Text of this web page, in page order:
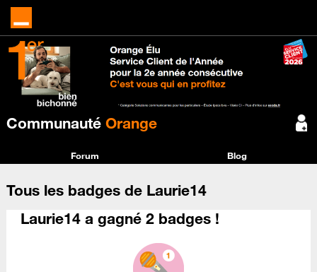
Communauté Orange
Forum Blog
Tous les badges de Laurie14
Laurie14 a gagné 2 badges !